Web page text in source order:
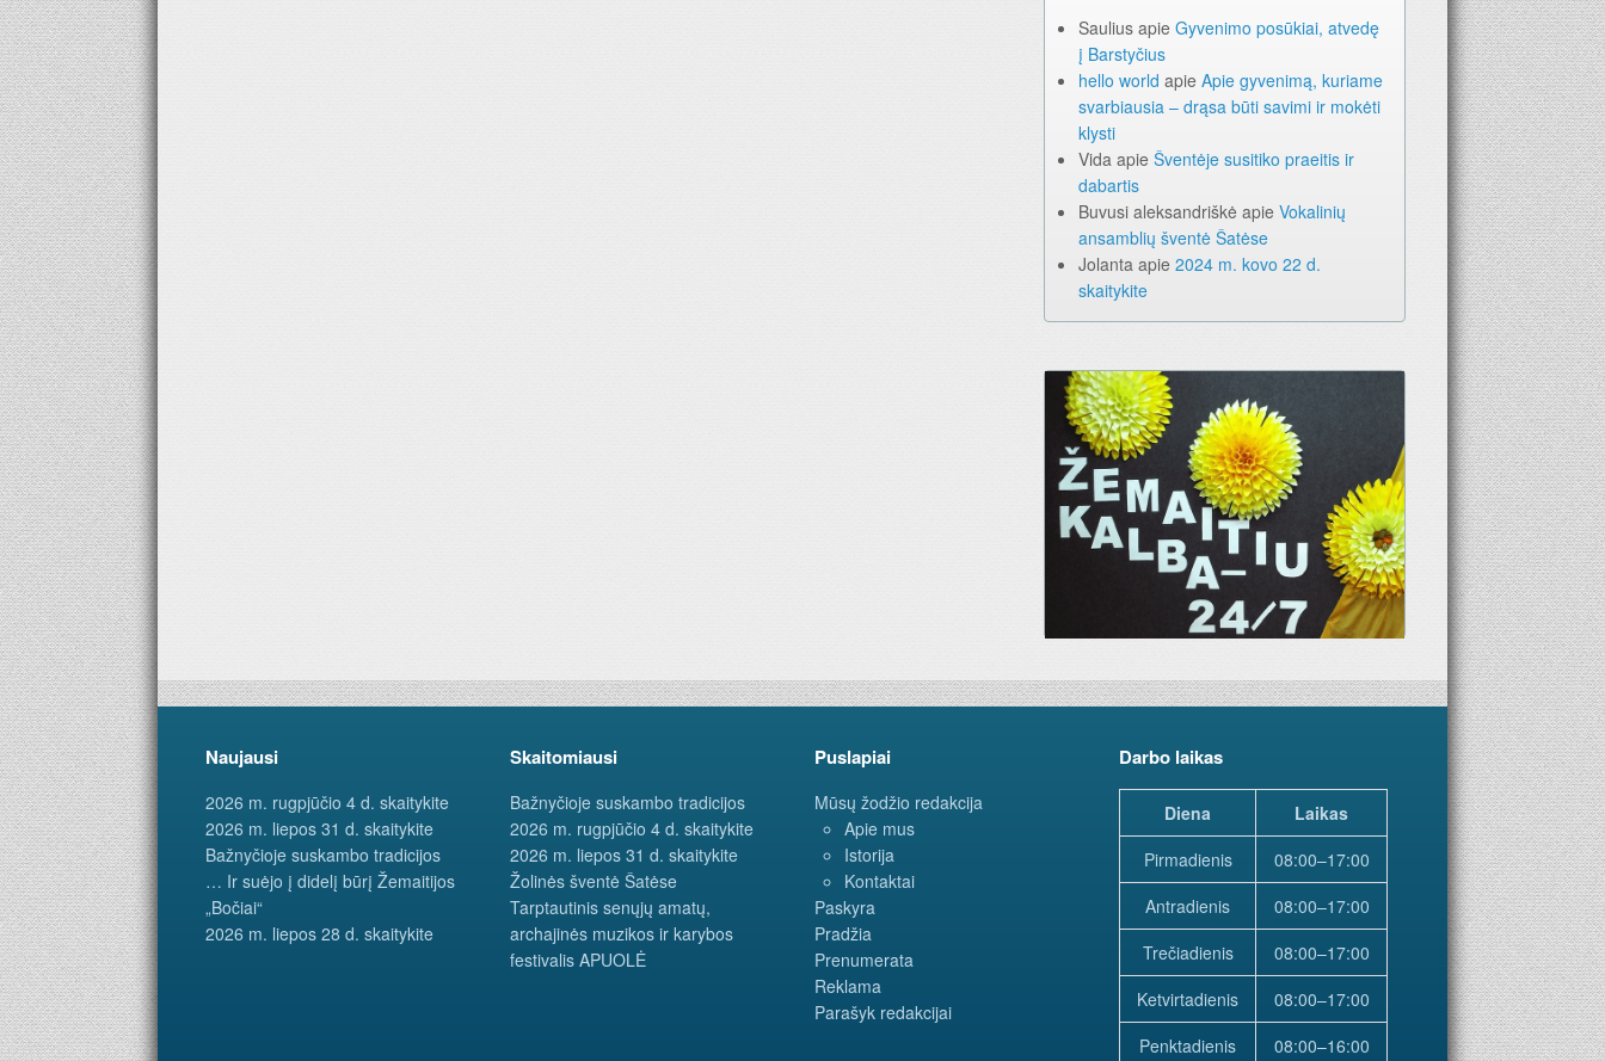
Saulius apie Gyvenimo posūkiai, atvedę
į Barstyčius
hello world apie Apie gyvenimą, kuriame
svarbiausia – drąsa būti savimi ir mokėti
klysti
Vida apie Šventėje susitiko praeitis ir
dabartis
Buvusi aleksandriškė apie Vokalinių
ansamblių šventė Šatėse
Jolanta apie 2024 m. kovo 22 d.
skaitykite
Naujausi
2026 m. rugpjūčio 4 d. skaitykite
2026 m. liepos 31 d. skaitykite
Bažnyčioje suskambo tradicijos
… Ir suėjo į didelį būrį Žemaitijos
„Bočiai“
2026 m. liepos 28 d. skaitykite
Skaitomiausi
Bažnyčioje suskambo tradicijos
2026 m. rugpjūčio 4 d. skaitykite
2026 m. liepos 31 d. skaitykite
Žolinės šventė Šatėse
Tarptautinis senųjų amatų,
archajinės muzikos ir karybos
festivalis APUOLĖ
Puslapiai
Mūsų žodžio redakcija
Apie mus
Istorija
Kontaktai
Paskyra
Pradžia
Prenumerata
Reklama
Parašyk redakcijai
Darbo laikas
Diena
Laikas
Pirmadienis
08:00–17:00
Antradienis
08:00–17:00
Trečiadienis
08:00–17:00
Ketvirtadienis
08:00–17:00
Penktadienis
08:00–16:00